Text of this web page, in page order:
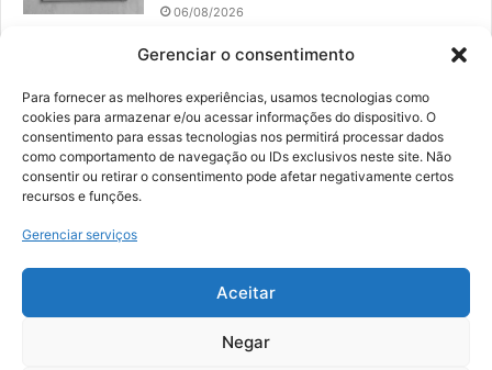
Gerenciar o consentimento
Para fornecer as melhores experiências, usamos tecnologias como
cookies para armazenar e/ou acessar informações do dispositivo. O
consentimento para essas tecnologias nos permitirá processar dados
como comportamento de navegação ou IDs exclusivos neste site. Não
consentir ou retirar o consentimento pode afetar negativamente certos
recursos e funções.
Gerenciar serviços
Aceitar
Negar
06/08/2026
Prefeitura convoca organizações de
Resíduos Sólidos
05/08/2026
© 2026, Todos os direitos reservados | Desenvolvido por:
Digital Business| Hospedado por:NP Publicidade
Fale Conosco
Sobre Nós
Política de Segurança e Privacidade